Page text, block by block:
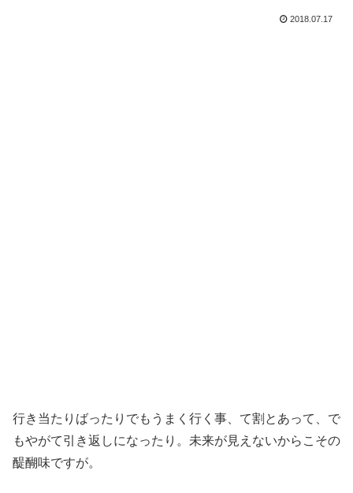
2018.07.17
行き当たりばったりでもうまく行く事、て割とあって、で
もやがて引き返しになったり。未来が見えないからこその
醍醐味ですが。